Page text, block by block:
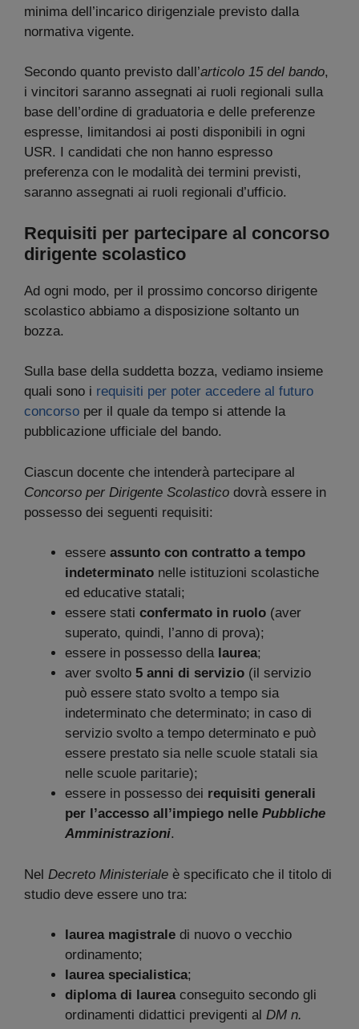
minima dell’incarico dirigenziale previsto dalla
normativa vigente.
Secondo quanto previsto dall’articolo 15 del bando,
i vincitori saranno assegnati ai ruoli regionali sulla
base dell’ordine di graduatoria e delle preferenze
espresse, limitandosi ai posti disponibili in ogni
USR. I candidati che non hanno espresso
preferenza con le modalità dei termini previsti,
saranno assegnati ai ruoli regionali d’ufficio.
Requisiti per partecipare al concorso
dirigente scolastico
Ad ogni modo, per il prossimo concorso dirigente
scolastico abbiamo a disposizione soltanto un
bozza.
Sulla base della suddetta bozza, vediamo insieme
quali sono i requisiti per poter accedere al futuro
concorso per il quale da tempo si attende la
pubblicazione ufficiale del bando.
Ciascun docente che intenderà partecipare al
Concorso per Dirigente Scolastico dovrà essere in
possesso dei seguenti requisiti:
essere assunto con contratto a tempo
indeterminato nelle istituzioni scolastiche
ed educative statali;
essere stati confermato in ruolo (aver
superato, quindi, l’anno di prova);
essere in possesso della laurea;
aver svolto 5 anni di servizio (il servizio
può essere stato svolto a tempo sia
indeterminato che determinato; in caso di
servizio svolto a tempo determinato e può
essere prestato sia nelle scuole statali sia
nelle scuole paritarie);
essere in possesso dei requisiti generali
per l’accesso all’impiego nelle Pubbliche
Amministrazioni.
Nel Decreto Ministeriale è specificato che il titolo di
studio deve essere uno tra:
laurea magistrale di nuovo o vecchio
ordinamento;
laurea specialistica;
diploma di laureaconseguito secondo gli
ordinamenti didattici previgenti al DM n.